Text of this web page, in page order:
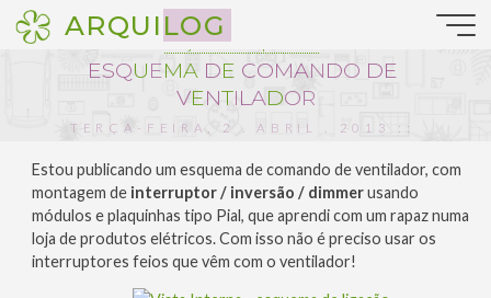
Pular
para
ARQUILOG
Projetos de arquitetura
ESQUEMA DE COMANDO DE
VENTILADOR
TERÇA-FEIRA, 2 . ABRIL . 2013 ::
Estou publicando um esquema de comando de ventilador, com
montagem de interruptor / inversão / dimmerusando
módulos e plaquinhas tipo Pial, que aprendi com um rapaz numa
loja de produtos elétricos. Com isso não é preciso usar os
interruptores feios que vêm com o ventilador!